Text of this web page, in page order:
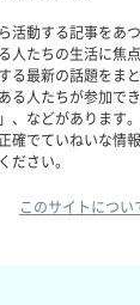
活動する記事をあ
人たちの生活に
る最新の話題をま
る人たちが参加で
、などがあります
確でていねいな情
ださい。
このサイトについ